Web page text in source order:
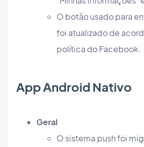
O botão usado para
foi atualizado de
política do Facebook.
App Android Nativo
Geral
O sistema push foi